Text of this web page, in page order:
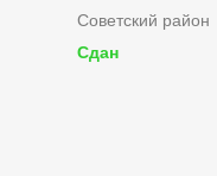
Советский район
Сдан